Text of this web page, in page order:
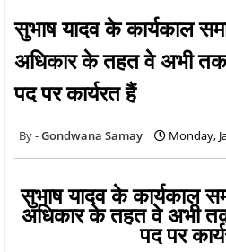
सुभाष यादव के कार्यकाल
अधिकार के तहत वे अभी तक
पद पर कार्यरत हैं
Gondwana Samay Monday,
सुभाष यादव के कार्यकाल
अधिकार के तहत वे अभी
पद पर